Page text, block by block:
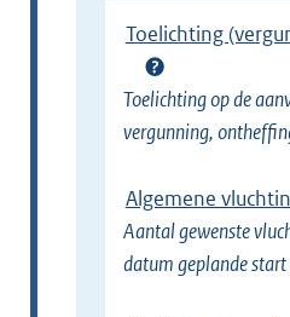
Toelichting
Toelichting op de
vergunning,
Algemene
Aantal gewenste
datum geplande